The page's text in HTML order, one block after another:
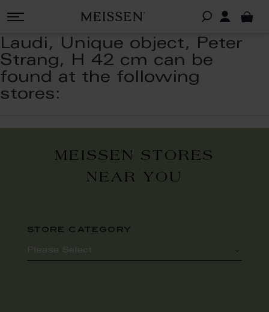
Laudi, Unique object, Peter
Strang, H 42 cm can be
found at the following
stores:
MEISSEN STORES
NEAR YOU
store category